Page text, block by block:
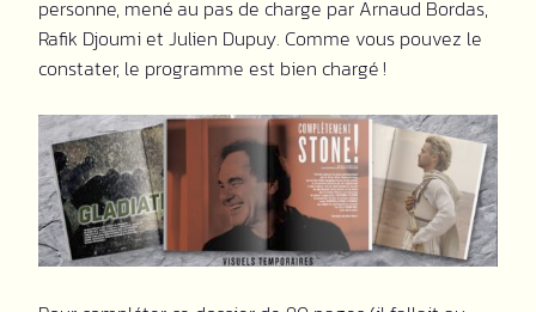
personne, mené au pas de charge par Arnaud Bordas,
Rafik Djoumi et Julien Dupuy. Comme vous pouvez le
constater, le programme est bien chargé !